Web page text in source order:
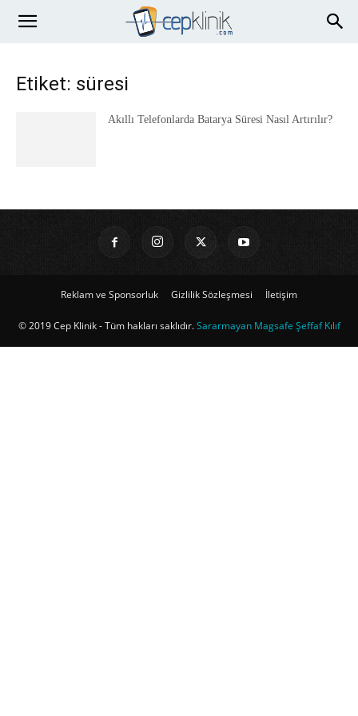
Etiket: süresi
Akıllı Telefonlarda Batarya Süresi Nasıl Artırılır?
Reklam ve Sponsorluk Gizlilik Sözleşmesi İletişim
© 2019 Cep Klinik - Tüm hakları saklıdır.Sararmayan Magsafe Şeffaf Kılıf